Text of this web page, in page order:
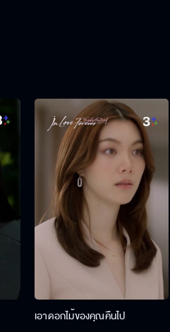
เอาดอกไม้ของคุณคืนไป